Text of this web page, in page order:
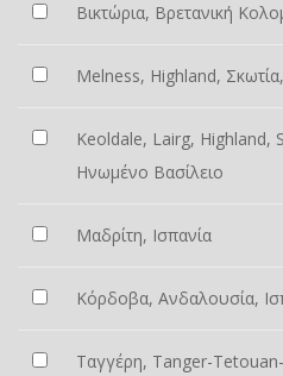
Βικτώρια, Βρετανική
Melness, Highland,
Keoldale, Lairg, Highland,
Ηνωμένο Βασίλειο
Μαδρίτη, Ισπανία
Κόρδοβα, Ανδαλουσία,
Ταγγέρη, Tanger-